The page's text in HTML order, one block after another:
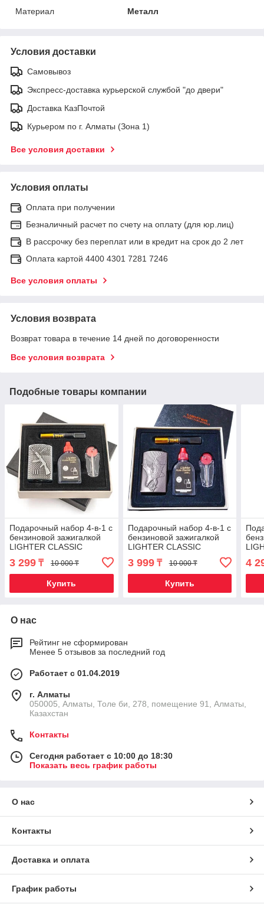
Материал
Металл
Условия доставки
Самовывоз
Экспресс-доставка курьерской службой "до двери"
Доставка КазПочтой
Курьером по г. Алматы (Зона 1)
Все условия доставки
Условия оплаты
Оплата при получении
Безналичный расчет по счету на оплату (для юр.лиц)
В рассрочку без переплат или в кредит на срок до 2 лет
Оплата картой 4400 4301 7281 7246
Все условия оплаты
Условия возврата
Возврат товара в течение 14 дней по договоренности
Все условия возврата
Подобные товары компании
Подарочный набор 4-в-1 с
бензиновой зажигалкой
LIGHTER CLASSIC
(Серебряный / AK-47)
3 299 ₸ 10 000 ₸
Купить
Подарочный набор 4-в-1 с
бензиновой зажигалкой
LIGHTER CLASSIC
(Серебряный / Орёл)
3 999₸ 10 000 ₸
Купить
4
О нас
Рейтинг не сформирован
Менее 5 отзывов за последний год
Работает с 01.04.2019
г. Алматы
050005, Алматы, Толе би, 278, помещение 91, Алматы,
Казахстан
Контакты
Сегодня работает с 10:00 до 18:30
Показать весь график работы
О нас
Контакты
Доставка и оплата
График работы